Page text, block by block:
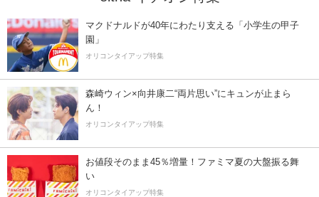
マクドナルドが40年にわたり支える「小学生の甲子
園」
オリコンタイアップ特集
森崎ウィン×向井康二“両片思い”にキュンが止まら
ん！
オリコンタイアップ特集
お値段そのまま45％増量！ファミマ夏の大盤振る舞
い
オリコンタイアップ特集